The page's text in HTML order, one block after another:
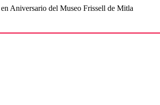
en Aniversario del Museo Frissell de Mitla